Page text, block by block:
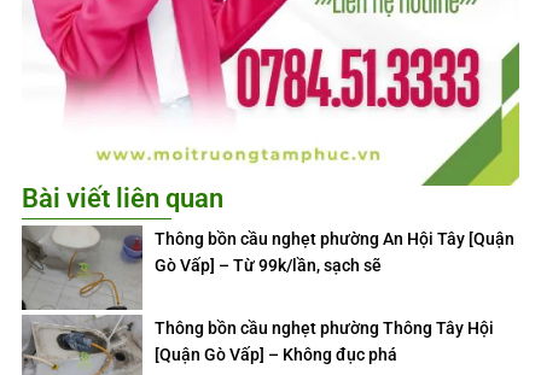
Bài viết liên quan
Thông bồn cầu nghẹt phường An Hội Tây [Quận
Gò Vấp] – Từ 99k/lần, sạch sẽ
Thông bồn cầu nghẹt phường Thông Tây Hội
[Quận Gò Vấp] – Không đục phá